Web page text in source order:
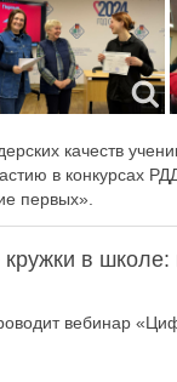
качеств
в конкурсах
первых».
в школе:
вебинар